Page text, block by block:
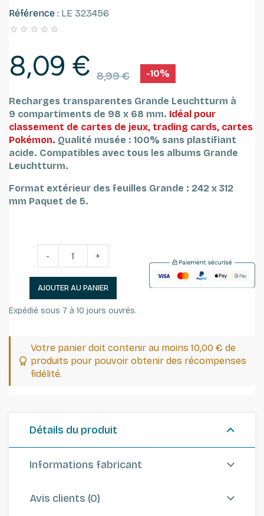
Référence : LE 323456
    
8,09 € 8,99 € -10%
Recharges transparentes Grande Leuchtturm à
9 compartiments de 98 x 68 mm. Idéal pour
classement de cartes de jeux, trading cards, cartes
Pokémon. Qualité musée : 100% sans plastifiant
acide. Compatibles avec tous les albums Grande
Leuchtturm.
Format extérieur des feuilles Grande : 242 x 312
mm Paquet de 5.
- +
AJOUTER AU PANIER
Expédié sous 7 à 10 jours ouvrés.
Votre panier doit contenir au moins 10,00 € de
produits pour pouvoir obtenir des récompenses
fidélité.
Détails du produit
Informations fabricant
Avis clients (0)